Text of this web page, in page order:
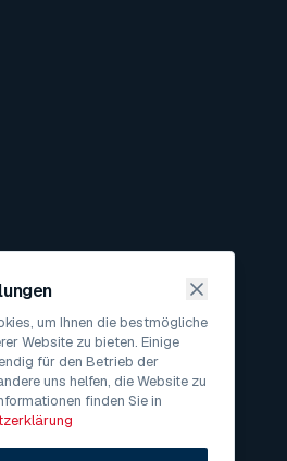
um Ihnen die bestmögliche
Website zu bieten. Einige
für den Betrieb der
uns helfen, die Website zu
finden Sie in